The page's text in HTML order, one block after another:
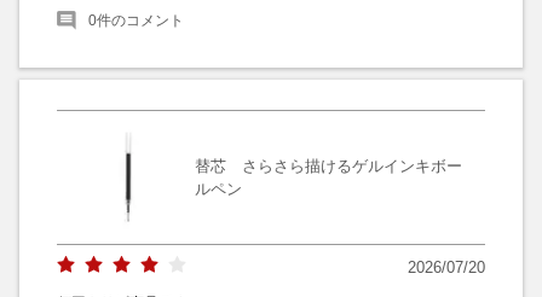
0件のコメント
替芯 さらさら描けるゲルインキボー
ルペン
2026/07/20